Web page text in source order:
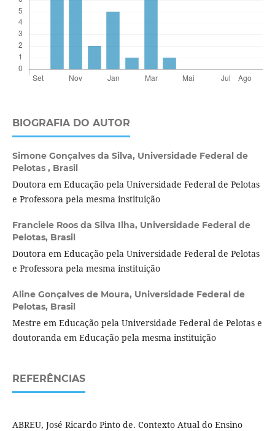
BIOGRAFIA DO AUTOR
Simone Gonçalves da Silva, Universidade Federal de
Pelotas , Brasil
Doutora em Educação pela Universidade Federal de Pelotas
e Professora pela mesma instituição
Franciele Roos da Silva Ilha, Universidade Federal de
Pelotas, Brasil
Doutora em Educação pela Universidade Federal de Pelotas
e Professora pela mesma instituição
Aline Gonçalves de Moura, Universidade Federal de
Pelotas, Brasil
Mestre em Educação pela Universidade Federal de Pelotas e
doutoranda em Educação pela mesma instituição
REFERÊNCIAS
ABREU, José Ricardo Pinto de. Contexto Atual do Ensino